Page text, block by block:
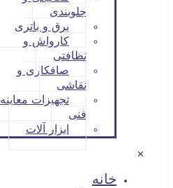
جلوبندی
برق و باتری
کارواش و
نظافتی
صافکاری و
نقاشی
تجهیزات معاینه
فنی
ابزار آلات
✕
خانه